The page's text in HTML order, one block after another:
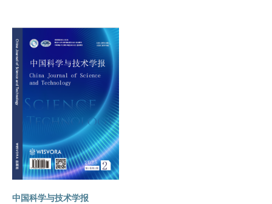
中国科学与技术学报